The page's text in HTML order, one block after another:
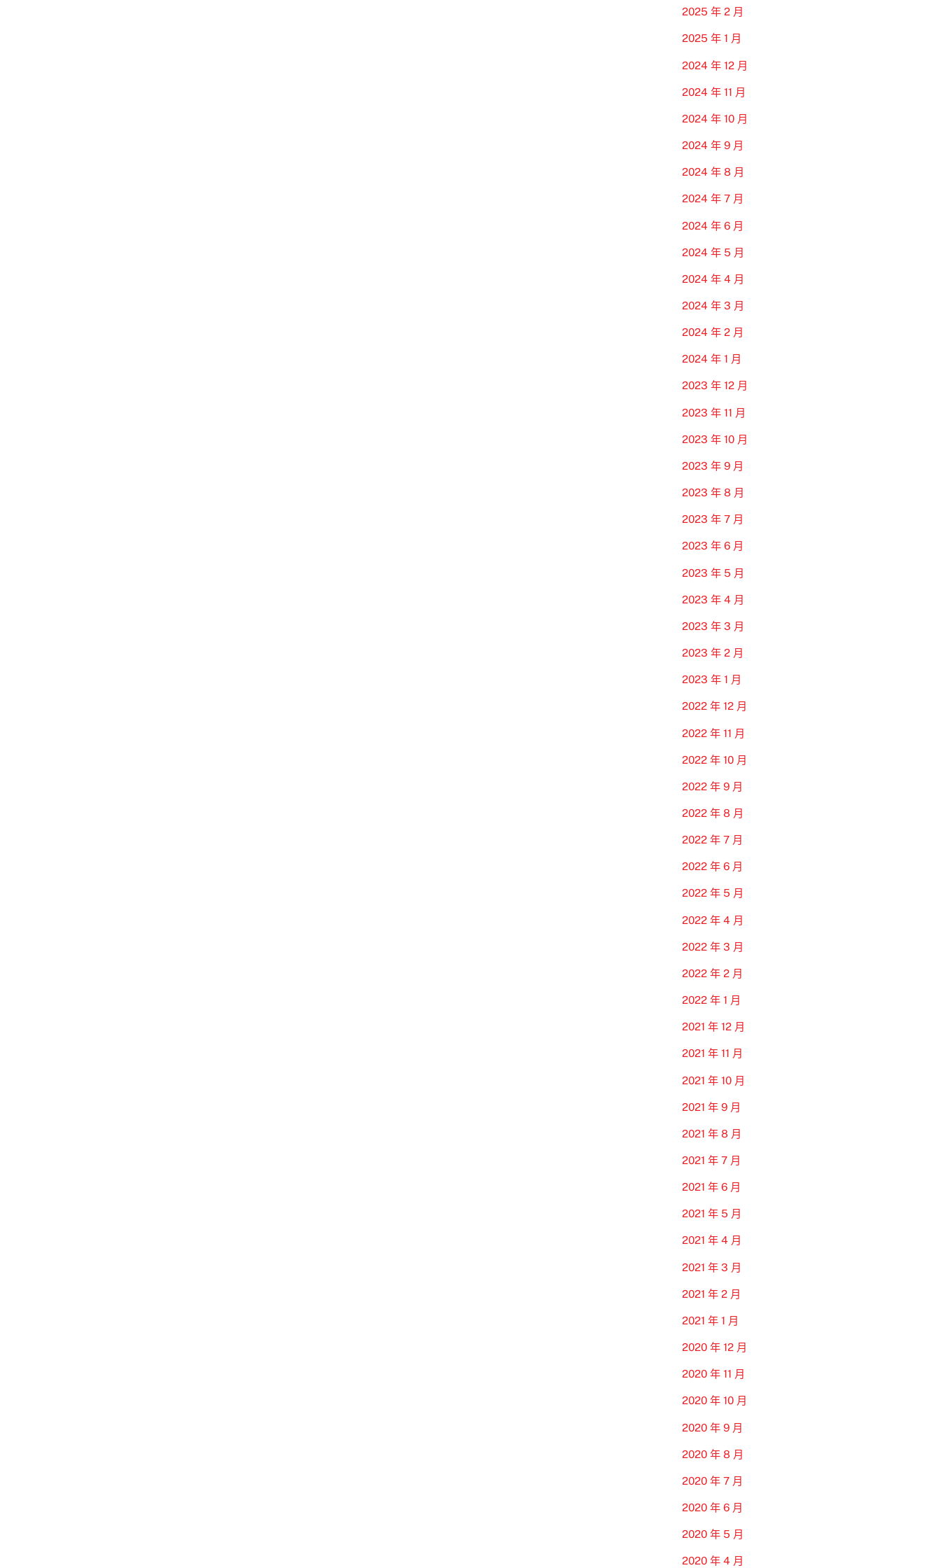
2025 年 2 月
2025 年 1 月
2024 年 12 月
2024 年 11 月
2024 年 10 月
2024 年 9 月
2024 年 8 月
2024 年 7 月
2024 年 6 月
2024 年 5 月
2024 年 4 月
2024 年 3 月
2024 年 2 月
2024 年 1 月
2023 年 12 月
2023 年 11 月
2023 年 10 月
2023 年 9 月
2023 年 8 月
2023 年 7 月
2023 年 6 月
2023 年 5 月
2023 年 4 月
2023 年 3 月
2023 年 2 月
2023 年 1 月
2022 年 12 月
2022 年 11 月
2022 年 10 月
2022 年 9 月
2022 年 8 月
2022 年 7 月
2022 年 6 月
2022 年 5 月
2022 年 4 月
2022 年 3 月
2022 年 2 月
2022 年 1 月
2021 年 12 月
2021 年 11 月
2021 年 10 月
2021 年 9 月
2021 年 8 月
2021 年 7 月
2021 年 6 月
2021 年 5 月
2021 年 4 月
2021 年 3 月
2021 年 2 月
2021 年 1 月
2020 年 12 月
2020 年 11 月
2020 年 10 月
2020 年 9 月
2020 年 8 月
2020 年 7 月
2020 年 6 月
2020 年 5 月
2020 年 4 月